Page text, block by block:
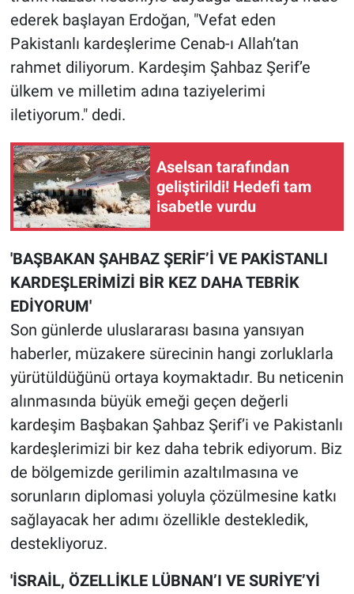
ederek başlayan Erdoğan, "Vefat eden
Pakistanlı kardeşlerime Cenab-ı Allah’tan
rahmet diliyorum. Kardeşim Şahbaz Şerif’e
ülkem ve milletim adına taziyelerimi
iletiyorum." dedi.
Aselsan tarafından
geliştirildi! Hedefi tam
isabetle vurdu
'BAŞBAKAN ŞAHBAZ ŞERİF’İ VE PAKİSTANLI
KARDEŞLERİMİZİ BİR KEZ DAHA TEBRİK
EDİYORUM'
Son günlerde uluslararası basına yansıyan
haberler, müzakere sürecinin hangi zorluklarla
yürütüldüğünü ortaya koymaktadır. Bu neticenin
alınmasında büyük emeği geçen değerli
kardeşim Başbakan Şahbaz Şerif’i ve Pakistanlı
kardeşlerimizi bir kez daha tebrik ediyorum. Biz
de bölgemizde gerilimin azaltılmasına ve
sorunların diplomasi yoluyla çözülmesine katkı
sağlayacak her adımı özellikle destekledik,
destekliyoruz.
'İSRAİL, ÖZELLİKLE LÜBNAN’I VE SURİYE’Yİ